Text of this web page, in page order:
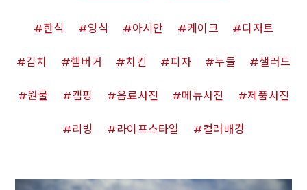
한식 양식 아시안 케이크 디저트
김치 햄버거 치킨 피자 누들 샐러드
원물 캠핑 음료사진 메뉴사진 제품사진
리빙 라이프스타일 컬러배경